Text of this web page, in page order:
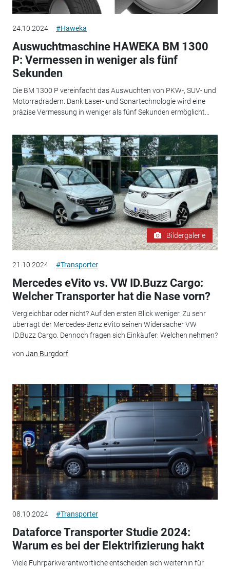
24.10.2024 #Haweka
Auswuchtmaschine HAWEKA BM 1300
P: Vermessen in weniger als fünf
Sekunden
Die BM 1300 P vereinfacht das Auswuchten von PKW-, SUV- und
Motorradrädern. Dank Laser- und Sonartechnologie wird eine
präzise Vermessung in weniger als fünf Sekunden ermöglicht...
Bildergalerie
21.10.2024 #Transporter
Mercedes eVito vs. VW ID.Buzz Cargo:
Welcher Transporter hat die Nase vorn?
Vergleichbar oder nicht? Auf den ersten Blick weniger. Zu sehr
überragt der Mercedes-Benz eVito seinen Widersacher VW
ID.Buzz Cargo. Dennoch fragen sich Einkäufer: Welchen nehmen?
von Jan Burgdorf
08.10.2024 #Transporter
Dataforce Transporter Studie 2024:
Warum es bei der Elektrifizierung hakt
Viele Fuhrparkverantwortliche entscheiden sich weiterhin für